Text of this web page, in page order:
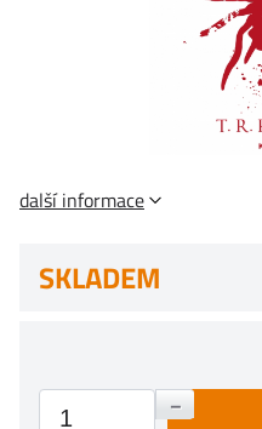
další informace
SKLADEM
+
–